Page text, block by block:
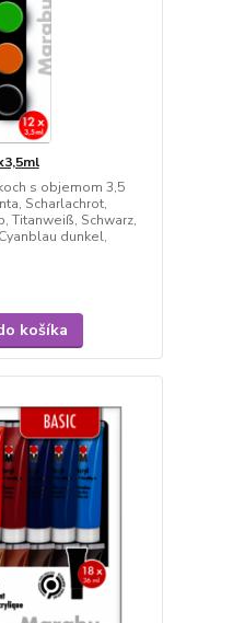
s objemom 3,5
Scharlachrot,
Titanweiß, Schwarz,
dunkel,
košíka